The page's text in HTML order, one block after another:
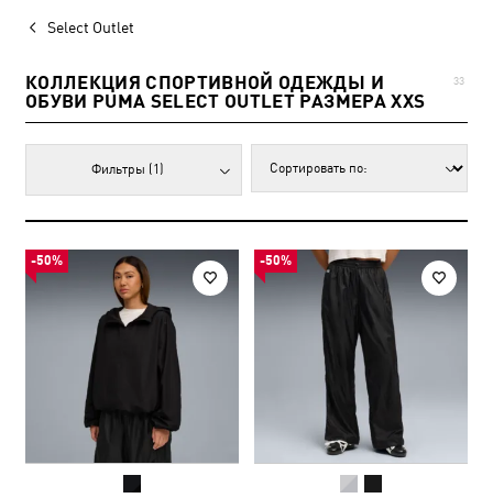
Select Outlet
КОЛЛЕКЦИЯ СПОРТИВНОЙ ОДЕЖДЫ И
ОБУВИ PUMA SELECT OUTLET РАЗМЕРА XXS
33
Фильтры (1)
-50% -50%